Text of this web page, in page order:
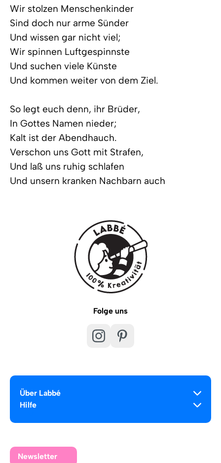
Wir stolzen Menschenkinder
Sind doch nur arme Sünder
Und wissen gar nicht viel;
Wir spinnen Luftgespinnste
Und suchen viele Künste
Und kommen weiter von dem Ziel.
So legt euch denn, ihr Brüder,
In Gottes Namen nieder;
Kalt ist der Abendhauch.
Verschon uns Gott mit Strafen,
Und laß uns ruhig schlafen
Und unsern kranken Nachbarn auch
Folge uns
Über Labbé
Hilfe
Newsletter